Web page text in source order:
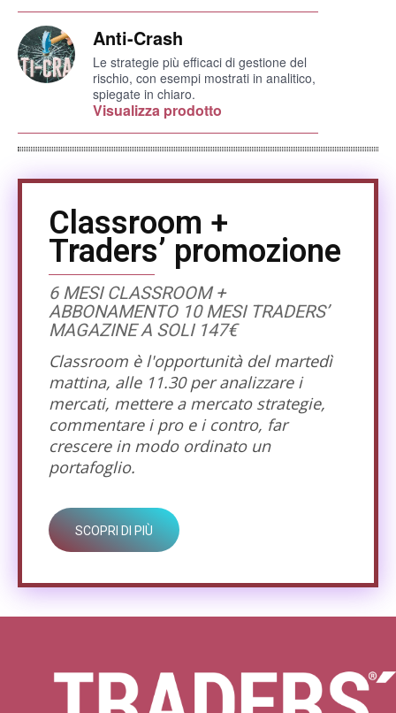
Anti-Crash
Le strategie più efficaci di gestione del
rischio, con esempi mostrati in analitico,
spiegate in chiaro.
Visualizza prodotto
Classroom +
Traders’ promozione
6 MESI CLASSROOM +
ABBONAMENTO 10 MESI TRADERS’
MAGAZINE A SOLI 147€
Classroom è l'opportunità del martedì
mattina, alle 11.30 per analizzare i
mercati, mettere a mercato strategie,
commentare i pro e i contro, far
crescere in modo ordinato un
portafoglio.
SCOPRI DI PIÙ